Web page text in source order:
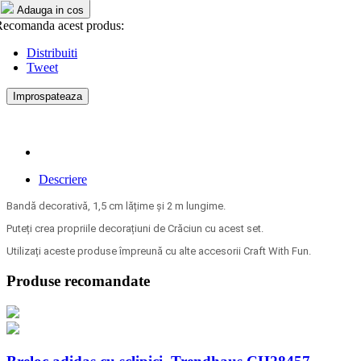
Adauga in cos
acest produs:
Distribuiti
Tweet
Descriere
Bandă decorativă, 1,5 cm lățime și 2 m lungime.
Puteți crea propriile decorațiuni de Crăciun cu acest set.
Utilizați aceste produse împreună cu alte accesorii Craft With Fun.
Produse recomandate